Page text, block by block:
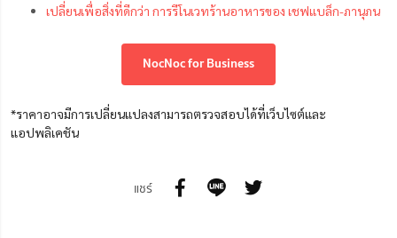
เปลี่ยนเพื่อสิ่งที่ดีกว่า การรีโนเวทร้านอาหารของ เชฟแบล็ก-ภานุภน
NocNoc for Business
*ราคาอาจมีการเปลี่ยนแปลงสามารถตรวจสอบได้ที่เว็บไซต์และ
แอปพลิเคชัน
แชร์